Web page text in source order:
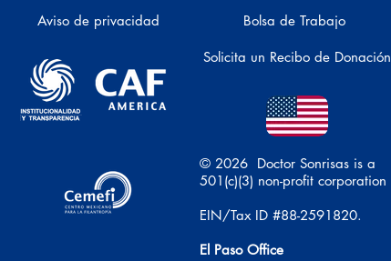
Aviso de privacidad Bolsa de Trabajo
Solicita un Recibo de Donación
© 2026 Doctor Sonrisas is a
501(c)(3) non-profit corporation
EIN/Tax ID #88-2591820.
El Paso Office